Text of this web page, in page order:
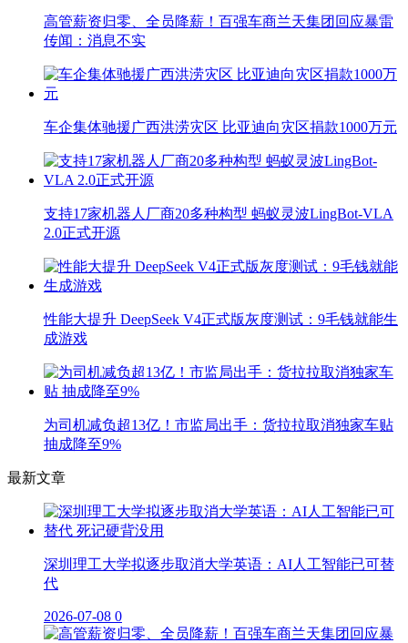
高管薪资归零、全员降薪！百强车商兰天集团回应暴雷
传闻：消息不实
车企集体驰援广西洪涝灾区 比亚迪向灾区捐款1000万元
支持17家机器人厂商20多种构型 蚂蚁灵波LingBot-VLA
2.0正式开源
性能大提升 DeepSeek V4正式版灰度测试：9毛钱就能生
成游戏
为司机减负超13亿！市监局出手：货拉拉取消独家车贴
抽成降至9%
最新文章
深圳理工大学拟逐步取消大学英语：AI人工智能已可替
代
2026-07-08 0